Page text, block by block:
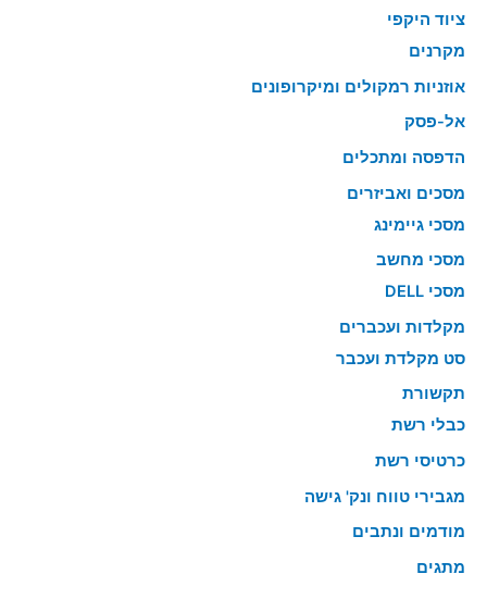
ציוד היקפי
מקרנים
אוזניות רמקולים ומיקרופונים
אל-פסק
הדפסה ומתכלים
מסכים ואביזרים
מסכי גיימינג
מסכי מחשב
מסכי DELL
מקלדות ועכברים
סט מקלדת ועכבר
תקשורת
כבלי רשת
כרטיסי רשת
מגבירי טווח ונק' גישה
מודמים ונתבים
מתגים